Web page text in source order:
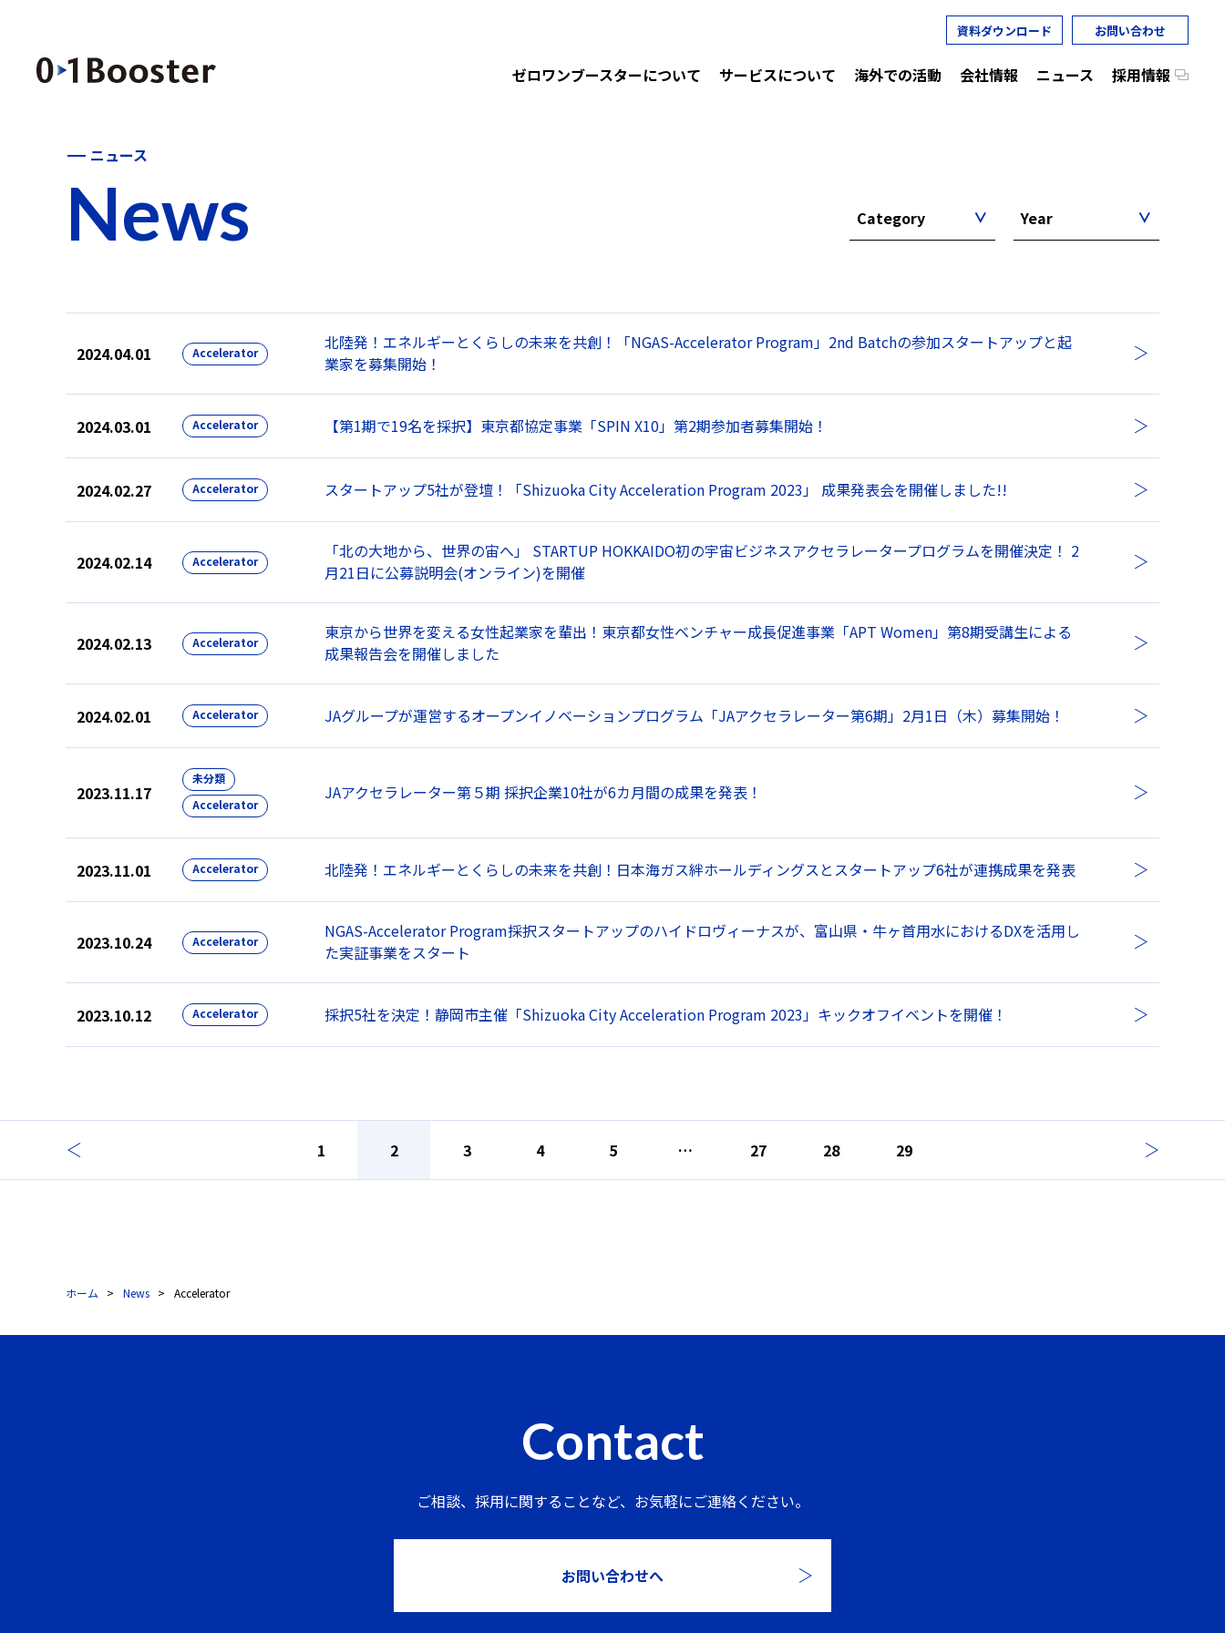
資料ダウンロード お問い合わせ
ゼロワンブースターについて サービスについて 海外での活動 会社情報 ニュース 採用情報
ニュース
News Category Year
2024.04.01 Accelerator
北陸発！エネルギーとくらしの未来を共創！「NGAS-Accelerator Program」2nd Batchの参加スタートアップと起
業家を募集開始！
2024.03.01 Accelerator 【第1期で19名を採択】東京都協定事業「SPIN X10」第2期参加者募集開始！
2024.02.27 Accelerator スタートアップ5社が登壇！「Shizuoka City Acceleration Program 2023」 成果発表会を開催しました!!
2024.02.14 Accelerator
「北の大地から、世界の宙へ」 STARTUP HOKKAIDO初の宇宙ビジネスアクセラレータープログラムを開催決定！ 2
月21日に公募説明会(オンライン)を開催
2024.02.13 Accelerator
東京から世界を変える女性起業家を輩出！東京都女性ベンチャー成長促進事業「APT Women」第8期受講生による
成果報告会を開催しました
2024.02.01 Accelerator JAグループが運営するオープンイノベーションプログラム「JAアクセラレーター第6期」2月1日（木）募集開始！
2023.11.17
未分類
Accelerator
JAアクセラレーター第５期 採択企業10社が6カ月間の成果を発表！
2023.11.01 Accelerator 北陸発！エネルギーとくらしの未来を共創！日本海ガス絆ホールディングスとスタートアップ6社が連携成果を発表
2023.10.24 Accelerator
NGAS-Accelerator Program採択スタートアップのハイドロヴィーナスが、富山県・牛ヶ首用水におけるDXを活用し
た実証事業をスタート
2023.10.12 Accelerator 採択5社を決定！静岡市主催「Shizuoka City Acceleration Program 2023」キックオフイベントを開催！
1 2 3 4 5 … 27 28 29
ホーム News Accelerator
Contact
ご相談、採用に関することなど、 お気軽にご連絡ください。
お問い合わせへ